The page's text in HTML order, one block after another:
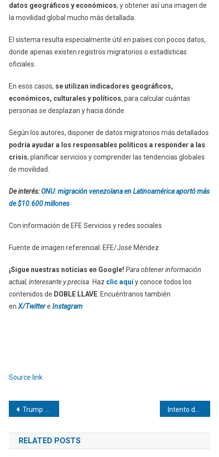
datos geográficos y económicos, y obtener así una imagen de
la movilidad global mucho más detallada.
El sistema resulta especialmente útil en países con pocos datos,
donde apenas existen registros migratorios o estadísticas
oficiales.
En esos casos, se utilizan indicadores geográficos,
económicos, culturales y políticos, para calcular cuántas
personas se desplazan y hacia dónde.
Según los autores, disponer de datos migratorios más detallados
podría ayudar a los responsables políticos a responder a las
crisis, planificar servicios y comprender las tendencias globales
de movilidad.
De interés:ONU: migración venezolana en Latinoamérica aportó más
de $10.600 millones
Con información de EFE Servicios y redes sociales
Fuente de imagen referencial: EFE/José Méndez
¡Sigue nuestras noticias en Google! Para obtener información
actual, interesante y precisa. Haz clic aquíy conoce todos los
contenidos de DOBLE LLAVE. Encuéntranos también
en X/Twittere Instagram
Source link
Navegación
de
entradas
Trump firma ley que destina $70.000 millones al control de la inmigración
RELATED POSTS